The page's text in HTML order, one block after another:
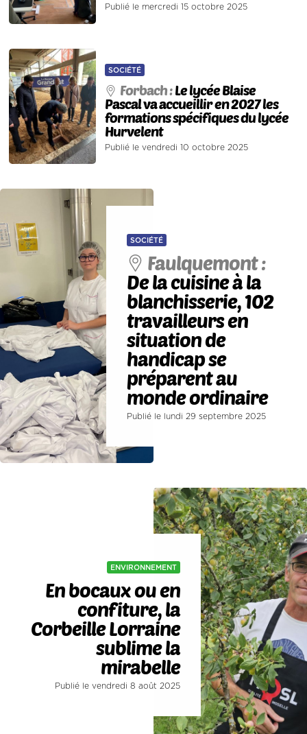
Publié le mercredi 15 octobre 2025
SOCIÉTÉ
Forbach :Le lycée Blaise
Pascal va accueillir en 2027 les
formations spécifiques du lycée
Hurvelent
Publié le vendredi 10 octobre 2025
SOCIÉTÉ
Faulquemont :
De la cuisine à la
blanchisserie, 102
travailleurs en
situation de
handicap se
préparent au
monde ordinaire
Publié le lundi 29 septembre 2025
ENVIRONNEMENT
En bocaux ou en
confiture, la
Corbeille Lorraine
sublime la
mirabelle
Publié le vendredi 8 août 2025